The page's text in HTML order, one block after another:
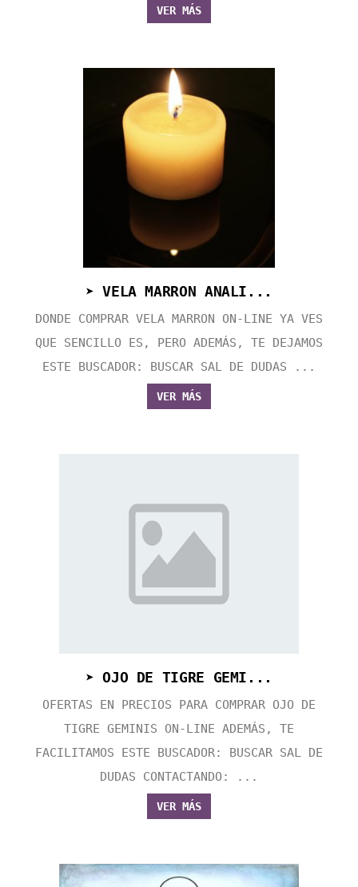
VER MÁS
➤ VELA MARRON ANALI...
DONDE COMPRAR VELA MARRON ON-LINE YA VES
QUE SENCILLO ES, PERO ADEMÁS, TE DEJAMOS
ESTE BUSCADOR: BUSCAR SAL DE DUDAS ...
VER MÁS
➤ OJO DE TIGRE GEMI...
OFERTAS EN PRECIOS PARA COMPRAR OJO DE
TIGRE GEMINIS ON-LINE ADEMÁS, TE
FACILITAMOS ESTE BUSCADOR: BUSCAR SAL DE
DUDAS CONTACTANDO: ...
VER MÁS